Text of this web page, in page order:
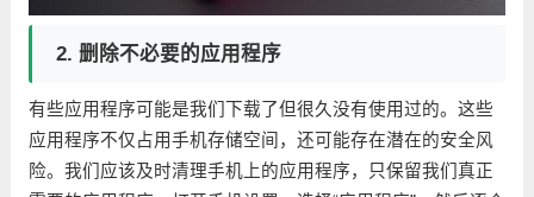
2. 删除不必要的应用程序
有些应用程序可能是我们下载了但很久没有使用过的。这些
应用程序不仅占用手机存储空间，还可能存在潜在的安全风
险。我们应该及时清理手机上的应用程序，只保留我们真正